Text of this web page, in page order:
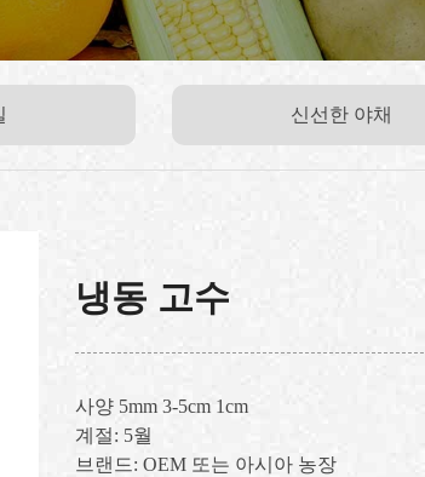
신선한 야채
냉동 고수
사양 5mm 3-5cm 1cm
계절: 5월
브랜드: OEM 또는 아시아 농장